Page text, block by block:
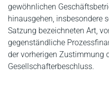
gewöhnlichen
hinausgehen, insbesondere
Satzung bezeichneten Art,
gegenständliche
der vorherigen Zustimmung
Gesellschafterbeschluss.